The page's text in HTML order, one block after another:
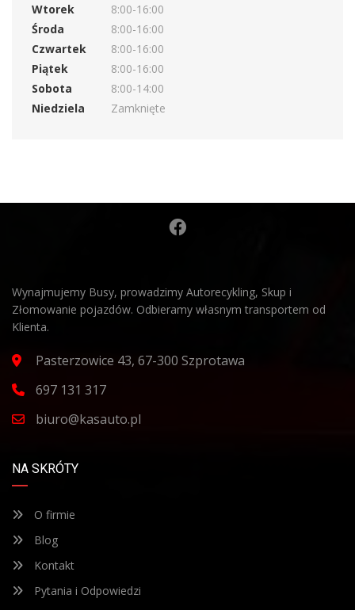
Wtorek
8:00-16:00
Środa
8:00-16:00
Czwartek
8:00-16:00
Piątek
8:00-16:00
Sobota
8:00-14:00
Niedziela
Zamknięte
Wynajmujemy Busy, prowadzimy Autorecykling, Skup i
Złomowanie pojazdów. Odbieramy własnym transportem od
Klienta.
Pasterzowice 43, 67-300 Szprotawa
697 131 317
biuro@kasauto.pl
NA SKRÓTY
O firmie
Blog
Kontakt
Pytania i Odpowiedzi